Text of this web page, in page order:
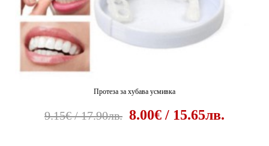
Протеза за хубава усмивка
9.15€ / 17.90лв. 8.00€ / 15.65лв.